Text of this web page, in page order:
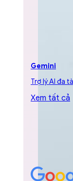
Gemini
Trợ lý AI đa
Xem tất cả